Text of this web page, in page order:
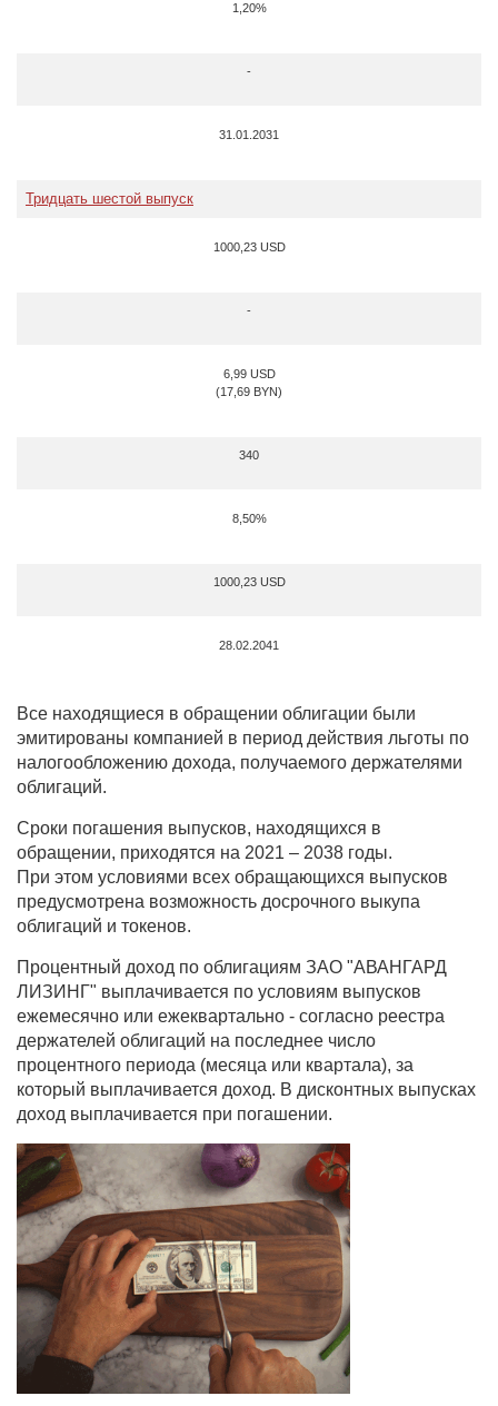
1,20%
-
31.01.2031
Тридцать шестой выпуск
1000,23 USD
-
6,99 USD
(17,69 BYN)
340
8,50%
1000,23 USD
28.02.2041
Все находящиеся в обращении облигации были
эмитированы компанией в период действия льготы по
налогообложению дохода, получаемого держателями
облигаций.
Сроки погашения выпусков, находящихся в
обращении, приходятся на 2021 – 2038 годы.
При этом условиями всех обращающихся выпусков
предусмотрена возможность досрочного выкупа
облигаций и токенов.
Процентный доход по облигациям ЗАО "АВАНГАРД
ЛИЗИНГ" выплачивается по условиям выпусков
ежемесячно или ежеквартально - согласно реестра
держателей облигаций на последнее число
процентного периода (месяца или квартала), за
который выплачивается доход. В дисконтных выпусках
доход выплачивается при погашении.